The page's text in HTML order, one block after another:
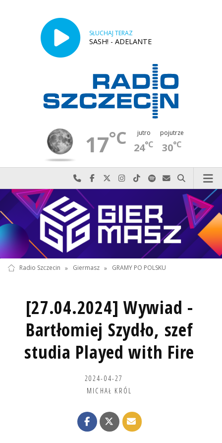
SŁUCHAJ TERAZ
SASH! - ADELANTE
17°C jutro
24°C
pojutrze
30°C
Najlepiej po prostu do nas zadzwoń
Odwiedź nas na Facebook-u
Odwiedź nas na X
Odwiedź nas na Instagram-ie
Odwiedź nas na TikTok-u
Szukaj nas na Spotify
Wyślij do nas
Szukaj
Radio Szczecin » Giermasz » GRAMY PO POLSKU
[27.04.2024] Wywiad -
Bartłomiej Szydło, szef
studia Played with Fire
2024-04-27
MICHAŁ KRÓL